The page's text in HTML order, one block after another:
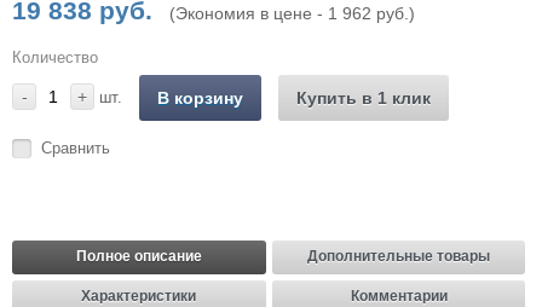
19 838 руб. (Экономия в цене - 1 962 руб.)
Количество
- + шт. В корзину Купить в 1 клик
Сравнить
Полное описание Дополнительные товары
Характеристики Комментарии